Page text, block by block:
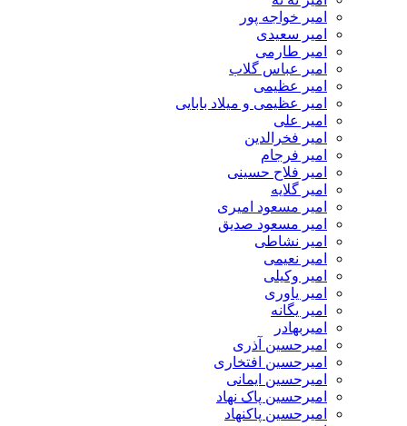
امیر خواجه پور
امیر سعیدی
امیر طارمی
امیر عباس گلاب
امیر عظیمی
امیر عظیمی و میلاد بابایی
امیر علی
امیر فخرالدین
امیر فرجام
امیر فلاح حسینی
امیر گلایه
امیر مسعود امیری
امیر مسعود صدیق
امیر نشاطی
امیر نعیمی
امیر وکیلی
امیر یاوری
امیر یگانه
امیربهادر
امیرحسین آذری
امیرحسین افتخاری
امیرحسین ایمانی
امیرحسین پاک نهاد
امیرحسین پاکنهاد